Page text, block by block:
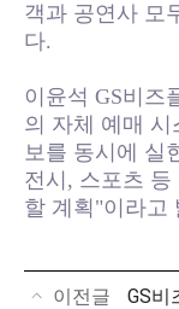
객과 공연사 모
다.
이윤석 GS비즈
의 자체 예매
보를 동시에 실
전시, 스포츠 등
할 계획"이라고
이전글